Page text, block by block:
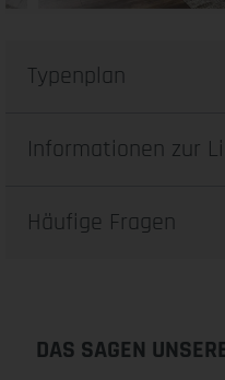
Typenplan
Informationen zur
Häufige Fragen
DAS SAGEN